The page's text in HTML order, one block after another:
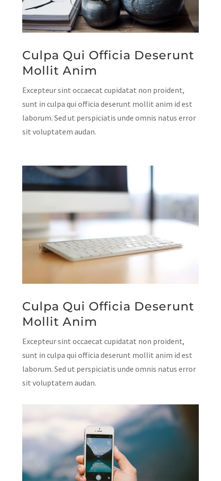
Culpa Qui Officia Deserunt
Mollit Anim
Excepteur sint occaecat cupidatat non proident,
sunt in culpa qui officia deserunt mollit anim id est
laborum. Sed ut perspiciatis unde omnis natus error
sit voluptatem audan.
Culpa Qui Officia Deserunt
Mollit Anim
Excepteur sint occaecat cupidatat non proident,
sunt in culpa qui officia deserunt mollit anim id est
laborum. Sed ut perspiciatis unde omnis natus error
sit voluptatem audan.